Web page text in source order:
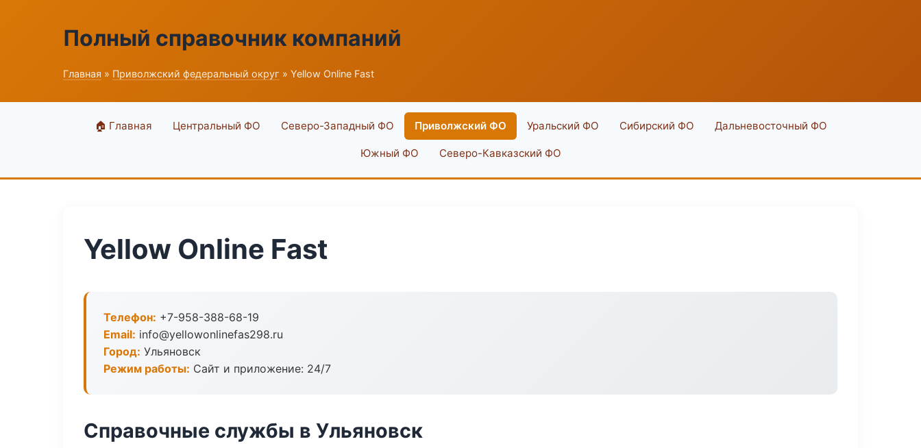
Полный справочник компаний
Главная » Приволжский федеральный округ » Yellow Online Fast
🏠 Главная Центральный ФО Северо-Западный ФО Приволжский ФО Уральский ФО Сибирский ФО Дальневосточный ФО
Южный ФО Северо-Кавказский ФО
Yellow Online Fast
Телефон: +7-958-388-68-19
Email: info@yellowonlinefas298.ru
Город: Ульяновск
Режим работы: Сайт и приложение: 24/7
Справочные службы в Ульяновск